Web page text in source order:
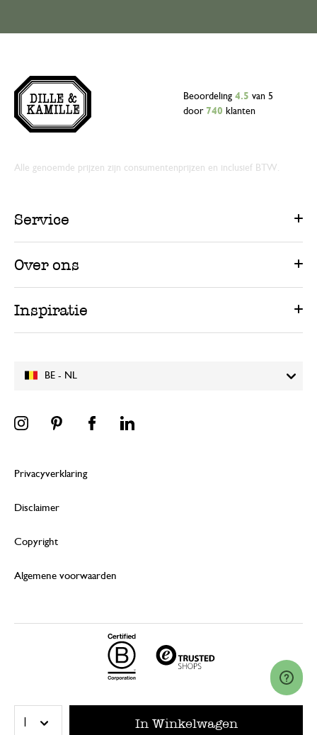
In Winkelwagen
BE - NL
Beoordeling 4.5 van 5
door 740 klanten
Alle genoemde prijzen zijn consumentenprijzen en inclusief BTW.
Service
Over ons
Inspiratie
Privacyverklaring
Disclaimer
Copyright
Algemene voorwaarden
© 2026 Dille & Kamille (Nederland) B.V.